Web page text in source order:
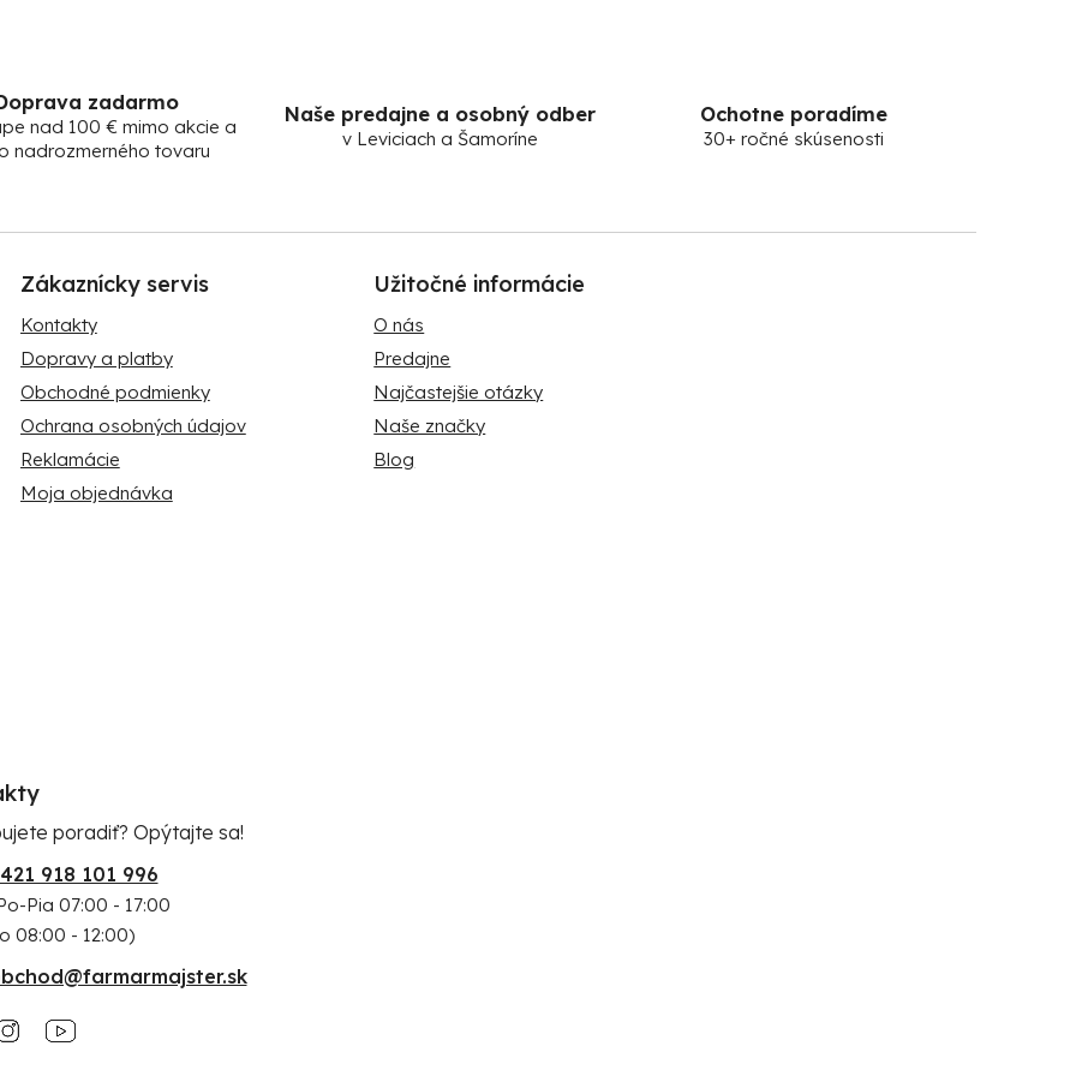
zadarmo
nad 100 € mimo akcie a
nadrozmerného tovaru
Naše predajne a osobný odber
v Leviciach a Šamoríne
Ochotne poradíme
30+ ročné skúsenosti
Zákaznícky servis
Kontakty
Dopravy a platby
Obchodné podmienky
Ochrana osobných údajov
Reklamácie
Moja objednávka
Užitočné informácie
O nás
Predajne
Najčastejšie otázky
Naše značky
Blog
poradiť? Opýtajte sa!
918 101 996
Pia 07:00 - 17:00
08:00 - 12:00)